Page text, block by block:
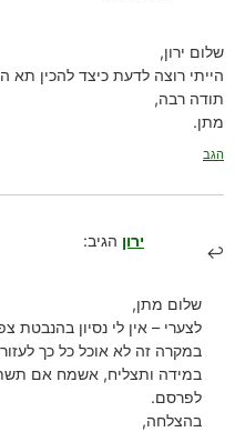
שלום ירון,
הייתי רוצה לדעת כיצד להכין תא
תודה רבה,
מתן.
הגב
ירון הגיב:
שלום מתן,
לצערי – אין לי נסיון בהנבטת
במקרה זה לא אוכל כל כך
במידה ותצליח, אשמח אם
לפרסם.
בהצלחה,